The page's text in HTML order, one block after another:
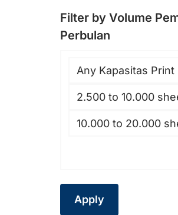
Filter by Volume
Perbulan
Apply